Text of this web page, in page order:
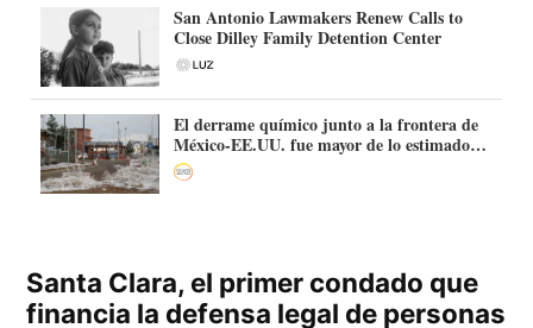
San Antonio Lawmakers Renew Calls to
Close Dilley Family Detention Center
El derrame químico junto a la frontera de
México-EE.UU. fue mayor de lo estimado:
más de 70.000 litros
Santa Clara, el primer condado que
financia la defensa legal de personas